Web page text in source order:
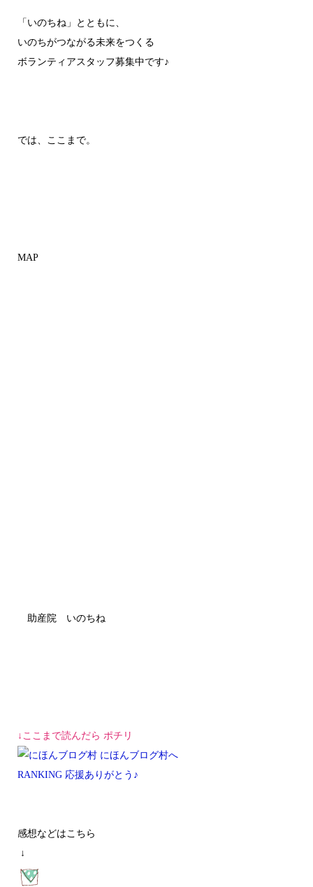
「いのちね」とともに、
いのちがつながる未来をつくる
ボランティアスタッフ募集中です♪
では、ここまで。
MAP
助産院 いのちね
↓ここまで読んだら ポチリ
RANKING 応援ありがとう♪
感想などはこちら
↓